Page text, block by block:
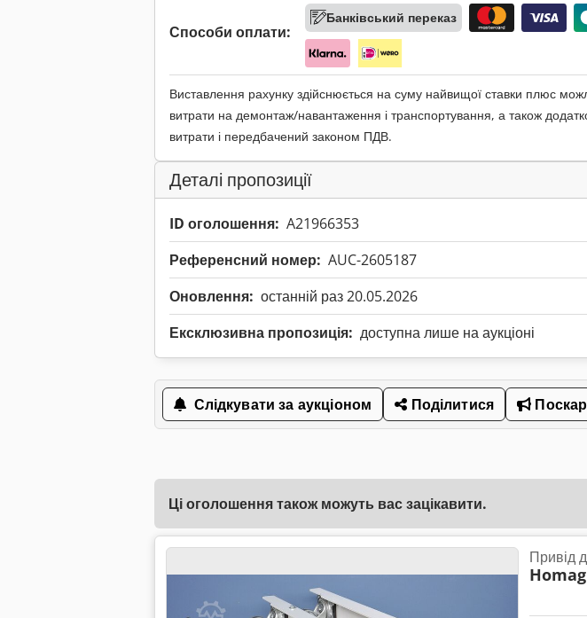
Способи оплати:
Банківський переказ
Виставлення рахунку здійснюється на суму найвищої ставки плюс
витрати на демонтаж/навантаження і транспортування, а також
витрати і передбачений законом ПДВ.
Деталі пропозиції
ID оголошення: A21966353
Референсний номер: AUC-2605187
Оновлення: останній раз 20.05.2026
Ексклюзивна пропозиція: доступна лише на аукціоні
Слідкувати за аукціоном Поділитися
Ці оголошення також можуть вас зацікавити.
Привід